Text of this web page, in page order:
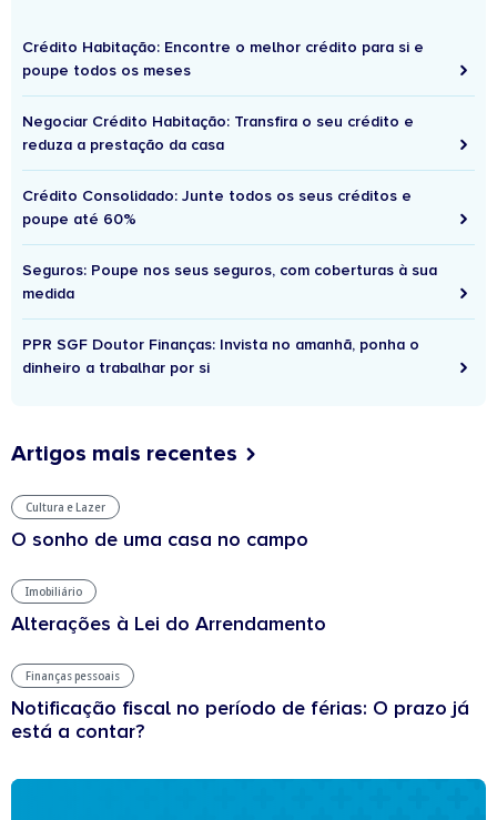
Crédito Habitação: Encontre o melhor crédito para si e
poupe todos os meses
Negociar Crédito Habitação: Transfira o seu crédito e
reduza a prestação da casa
Crédito Consolidado: Junte todos os seus créditos e
poupe até 60%
Seguros: Poupe nos seus seguros, com coberturas à sua
medida
PPR SGF Doutor Finanças: Invista no amanhã, ponha o
dinheiro a trabalhar por si
Artigos mais recentes
Cultura e Lazer
O sonho de uma casa no campo
Imobiliário
Alterações à Lei do Arrendamento
Finanças pessoais
Notificação fiscal no período de férias: O prazo já
está a contar?